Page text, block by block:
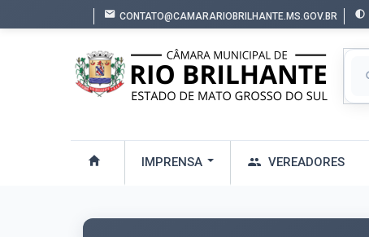
CONTATO@CAMARARIOBRILHANTE.MS.GOV.BR
IMPRENSA VEREADORES